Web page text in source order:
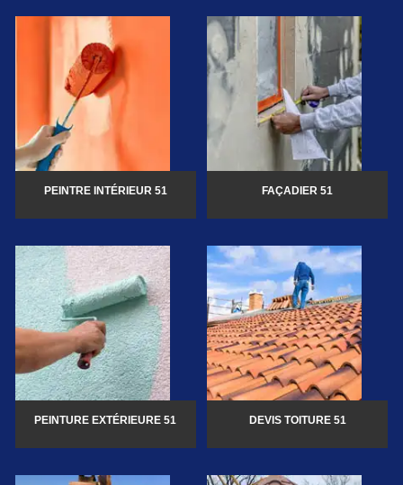
PEINTRE INTÉRIEUR 51 FAÇADIER 51
PEINTURE EXTÉRIEURE 51 DEVIS TOITURE 51